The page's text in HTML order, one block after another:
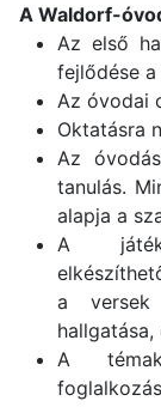
A Waldorf-
Az első
fejlődése
Az óvodai
Oktatásra
Az
tanulás.
alapja a
A
a versek
hallgatása,
A